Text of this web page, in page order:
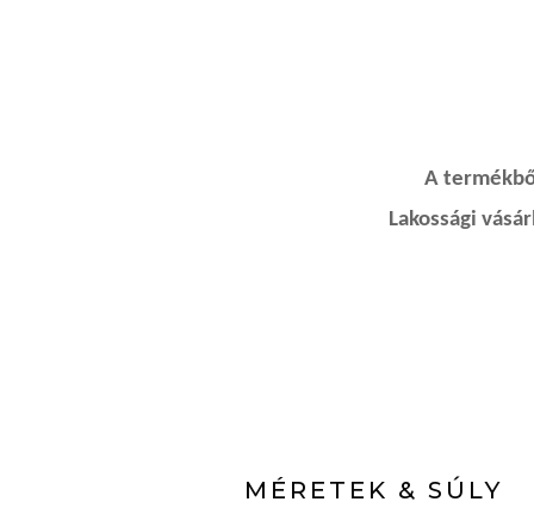
A
Lakossági
MÉRETEK & SÚLY